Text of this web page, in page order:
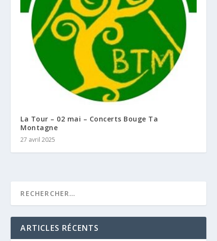
La Tour – 02 mai – Concerts Bouge Ta
Montagne
27 avril 2025
ARTICLES RÉCENTS